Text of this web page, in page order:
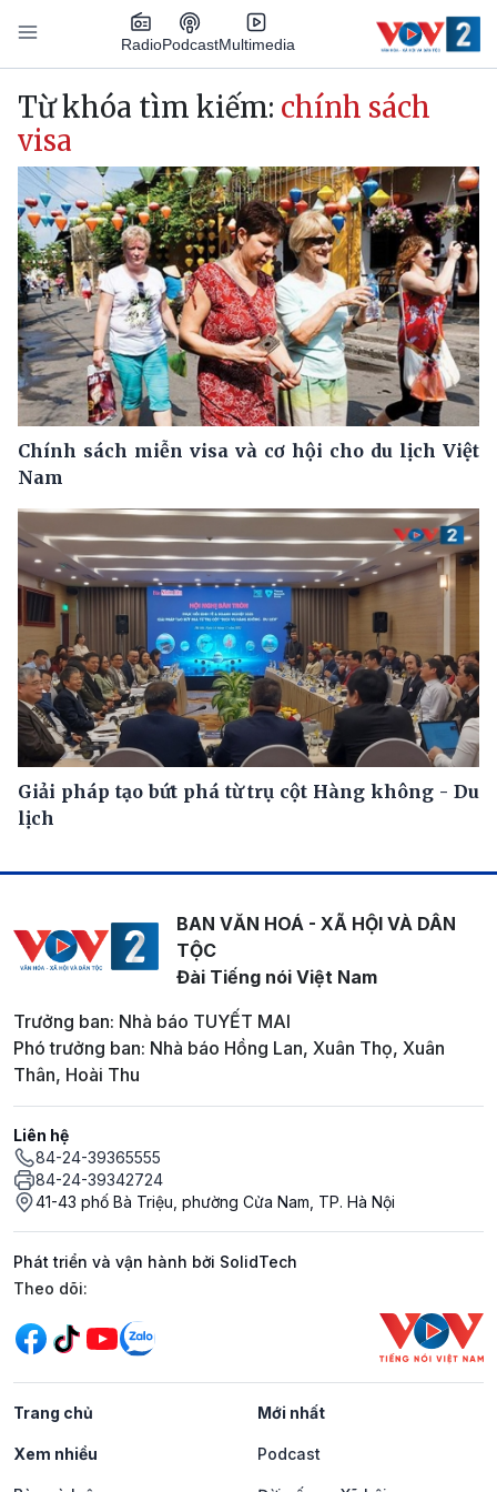
Nhảy đến nội dung
RadioPodcastMultimedia
Main navigation
Từ khóa tìm kiếm: chính sách
visa
Chính sách miễn visa và cơ hội cho du lịch Việt
Nam
Giải pháp tạo bứt phá từ trụ cột Hàng không - Du
lịch
BAN VĂN HOÁ - XÃ HỘI VÀ DÂN
TỘC
Đài Tiếng nói Việt Nam
Trưởng ban: Nhà báo TUYẾT MAI
Phó trưởng ban: Nhà báo Hồng Lan, Xuân Thọ, Xuân
Thân, Hoài Thu
Liên hệ
84-24-39365555
84-24-39342724
41-43 phố Bà Triệu, phường Cửa Nam, TP. Hà Nội
Phát triển và vận hành bởi SolidTech
Mạng xã hội
Theo dõi:
Trang chủ Mới nhất
Xem nhiều Podcast